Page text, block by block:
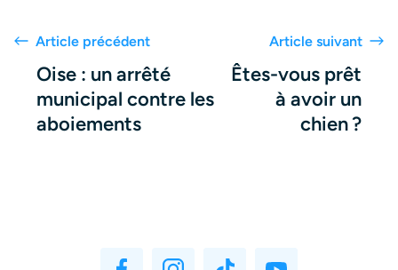
Article précédent
Oise : un arrêté
municipal contre les
aboiements
Article suivant
Êtes-vous prêt
à avoir un
chien ?